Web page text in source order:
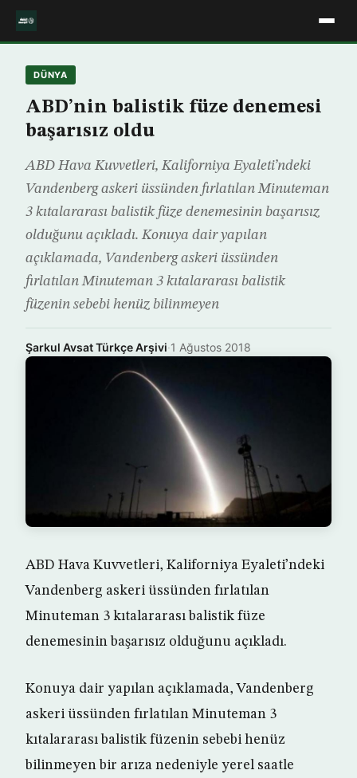
DÜNYA
ABD’nin balistik füze denemesi
başarısız oldu
ABD Hava Kuvvetleri, Kaliforniya Eyaleti’ndeki
Vandenberg askeri üssünden fırlatılan Minuteman
3 kıtalararası balistik füze denemesinin başarısız
olduğunu açıkladı. Konuya dair yapılan
açıklamada, Vandenberg askeri üssünden
fırlatılan Minuteman 3 kıtalararası balistik
füzenin sebebi henüz bilinmeyen
Şarkul Avsat Türkçe Arşivi·1 Ağustos 2018
ABD Hava Kuvvetleri, Kaliforniya Eyaleti’ndeki
Vandenberg askeri üssünden fırlatılan
Minuteman 3 kıtalararası balistik füze
denemesinin başarısız olduğunu açıkladı.
Konuya dair yapılan açıklamada, Vandenberg
askeri üssünden fırlatılan Minuteman 3
kıtalararası balistik füzenin sebebi henüz
bilinmeyen bir arıza nedeniyle yerel saatle